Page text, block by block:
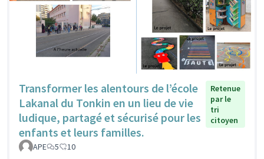
Transformer les alentours de l’école
Lakanal du Tonkin en un lieu de vie
ludique, partagé et sécurisé pour les
enfants et leurs familles.
Retenue
par le
tri
citoyen
APE 5 10